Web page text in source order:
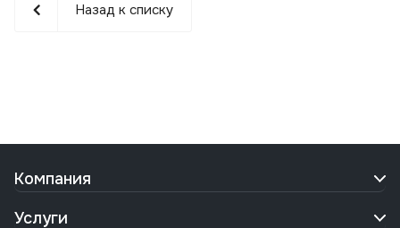
Назад к списку
Компания
Услуги